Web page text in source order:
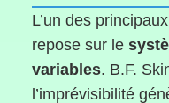
L’un des
repose sur le
variables. B.F.
l’imprévisibilité